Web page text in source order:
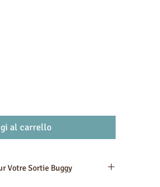
al carrello
Votre Sortie Buggy